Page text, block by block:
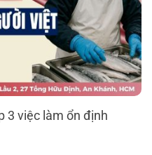
3 việc làm ổn định